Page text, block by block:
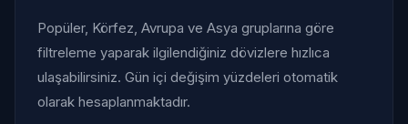
Popüler, Körfez, Avrupa ve Asya gruplarına göre
filtreleme yaparak ilgilendiğiniz dövizlere hızlıca
ulaşabilirsiniz. Gün içi değişim yüzdeleri otomatik
olarak hesaplanmaktadır.